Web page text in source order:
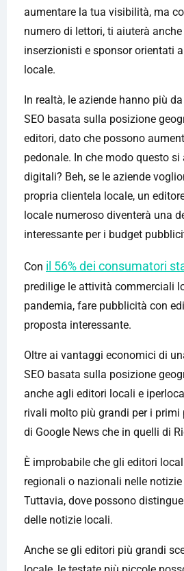
aumentare la tua visibilità, ma
numero di lettori, ti aiuterà
inserzionisti e sponsor orientati
locale.
In realtà, le aziende hanno più
SEO basata sulla posizione
editori, dato che possono
pedonale. In che modo questo
digitali? Beh, se le aziende
propria clientela locale, un
locale numeroso diventerà una
interessante per i budget
Con il 56% dei consumatori
predilige le attività commerciali
pandemia, fare pubblicità con
proposta interessante.
Oltre ai vantaggi economici di
SEO basata sulla posizione
anche agli editori locali e
rivali molto più grandi per i
di Google News che in quelli di
È improbabile che gli editori
regionali o nazionali nelle
Tuttavia, dove possono
delle notizie locali.
Anche se gli editori più grandi